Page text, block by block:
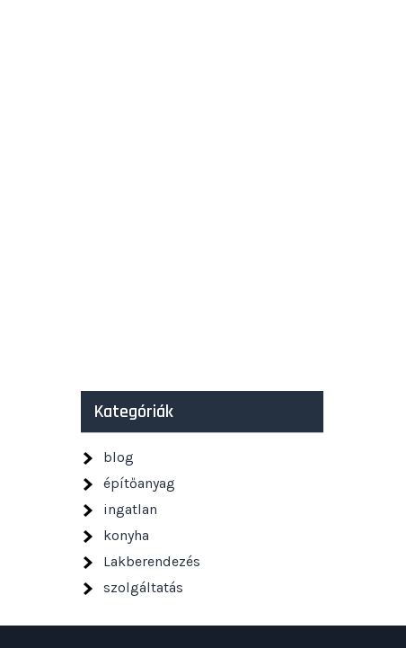
Kategóriák
blog
építőanyag
ingatlan
konyha
Lakberendezés
szolgáltatás